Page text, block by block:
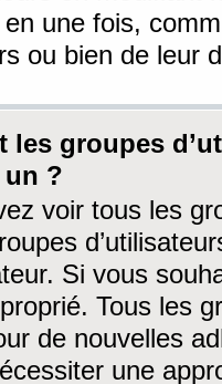
une fois,
ou bien de leur
les groupes
?
voir tous les
Si vous
Tous les
de nouvelles
une